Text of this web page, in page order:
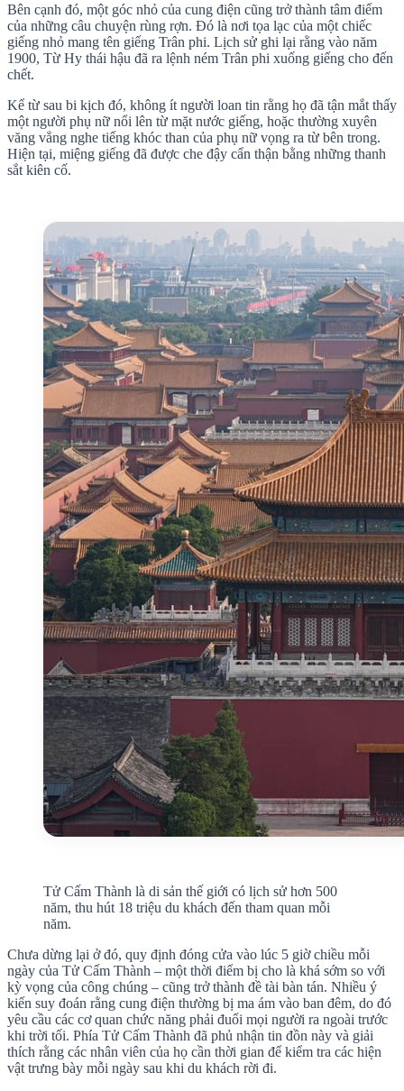
Bên cạnh đó, một góc nhỏ của cung điện cũng trở thành tâm điểm
của những câu chuyện rùng rợn. Đó là nơi tọa lạc của một chiếc
giếng nhỏ mang tên giếng Trân phi. Lịch sử ghi lại rằng vào năm
1900, Từ Hy thái hậu đã ra lệnh ném Trân phi xuống giếng cho đến
chết.
Kể từ sau bi kịch đó, không ít người loan tin rằng họ đã tận mắt thấy
một người phụ nữ nổi lên từ mặt nước giếng, hoặc thường xuyên
văng vẳng nghe tiếng khóc than của phụ nữ vọng ra từ bên trong.
Hiện tại, miệng giếng đã được che đậy cẩn thận bằng những thanh
sắt kiên cố.
Tử Cấm Thành là di sản thế giới có lịch sử hơn 500
năm, thu hút 18 triệu du khách đến tham quan mỗi
năm.
Chưa dừng lại ở đó, quy định đóng cửa vào lúc 5 giờ chiều mỗi
ngày của Tử Cấm Thành – một thời điểm bị cho là khá sớm so với
kỳ vọng của công chúng – cũng trở thành đề tài bàn tán. Nhiều ý
kiến suy đoán rằng cung điện thường bị ma ám vào ban đêm, do đó
yêu cầu các cơ quan chức năng phải đuổi mọi người ra ngoài trước
khi trời tối. Phía Tử Cấm Thành đã phủ nhận tin đồn này và giải
thích rằng các nhân viên của họ cần thời gian để kiểm tra các hiện
vật trưng bày mỗi ngày sau khi du khách rời đi.